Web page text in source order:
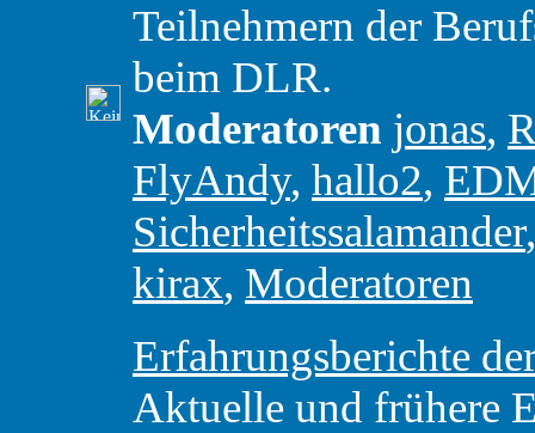
Teilnehmern der
beim DLR.
Moderatoren jonas,
FlyAndy, hallo2,
Sicherheitssalamander
kirax, Moderatoren
Erfahrungsberichte
Aktuelle und frühere